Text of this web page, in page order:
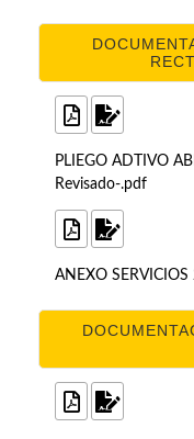
PLIEGO ADTIVO
Revisado-.pdf
ANEXO SERVICIOS